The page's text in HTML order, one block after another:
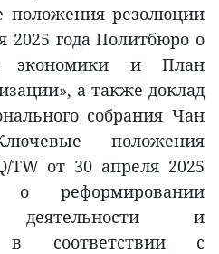
положения резолюции
2025 года Политбюро о
экономики и План
а также доклад
собрания Чан
положения
от 30 апреля 2025
реформировании
деятельности и
в соответствии с